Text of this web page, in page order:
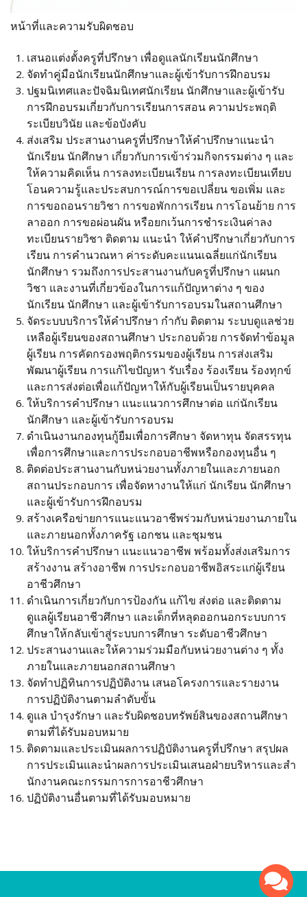
หน้าที่และความรับผิดชอบ
เสนอแต่งตั้งครูที่ปรึกษา เพื่อดูแลนักเรียนนักศึกษา
จัดทําคู่มือนักเรียนนักศึกษาและผู้เข้ารับการฝึกอบรม
ปฐมนิเทศและปัจฉิมนิเทศนักเรียน นักศึกษาและผู้เข้ารับ
การฝึกอบรมเกี่ยวกับการเรียนการสอน ความประพฤติ
ระเบียบวินัย และข้อบังคับ
ส่งเสริม ประสานงานครูที่ปรึกษาให้คําปรึกษาแนะนํา
นักเรียน นักศึกษา เกี่ยวกับการเข้าร่วมกิจกรรมต่าง ๆ และ
ให้ความคิดเห็น การลงทะเบียนเรียน การลงทะเบียนเทียบ
โอนความรู้และประสบการณ์การขอเปลี่ยน ขอเพิ่ม และ
การขอถอนรายวิชา การขอพักการเรียน การโอนย้าย การ
ลาออก การขอผ่อนผัน หรือยกเว้นการชําระเงินค่าลง
ทะเบียนรายวิชา ติดตาม แนะนํา ให้คําปรึกษาเกี่ยวกับการ
เรียน การคํานวณหา ค่าระดับคะแนนเฉลี่ยแก่นักเรียน
นักศึกษา รวมถึงการประสานงานกับครูที่ปรึกษา แผนก
วิชา และงานที่เกี่ยวข้องในการแก้ปัญหาต่าง ๆ ของ
นักเรียน นักศึกษา และผู้เข้ารับการอบรมในสถานศึกษา
จัดระบบบริการให้คําปรึกษา กํากับ ติดตาม ระบบดูแลช่วย
เหลือผู้เรียนของสถานศึกษา ประกอบด้วย การจัดทําข้อมูล
ผู้เรียน การคัดกรองพฤติกรรมของผู้เรียน การส่งเสริม
พัฒนาผู้เรียน การแก้ไขปัญหา รับเรื่อง ร้องเรียน ร้องทุกข์
และการส่งต่อเพื่อแก้ปัญหาให้กับผู้เรียนเป็นรายบุคคล
ให้บริการคําปรึกษา แนะแนวการศึกษาต่อ แก่นักเรียน
นักศึกษา และผู้เข้ารับการอบรม
ดําเนินงานกองทุนกู้ยืมเพื่อการศึกษา จัดหาทุน จัดสรรทุน
เพื่อการศึกษาและการประกอบอาชีพหรือกองทุนอื่น ๆ
ติดต่อประสานงานกับหน่วยงานทั้งภายในและภายนอก
สถานประกอบการ เพื่อจัดหางานให้แก่ นักเรียน นักศึกษา
และผู้เข้ารับการฝึกอบรม
สร้างเครือข่ายการแนะแนวอาชีพร่วมกับหน่วยงานภายใน
และภายนอกทั้งภาครัฐ เอกชน และชุมชน
ให้บริการคําปรึกษา แนะแนวอาชีพ พร้อมทั้งส่งเสริมการ
สร้างงาน สร้างอาชีพ การประกอบอาชีพอิสระแก่ผู้เรียน
อาชีวศึกษา
ดําเนินการเกี่ยวกับการป้องกัน แก้ไข ส่งต่อ และติดตาม
ดูแลผู้เรียนอาชีวศึกษา และเด็กที่หลุดออกนอกระบบการ
ศึกษาให้กลับเข้าสู่ระบบการศึกษา ระดับอาชีวศึกษา
ประสานงานและให้ความร่วมมือกับหน่วยงานต่าง ๆ ทั้ง
ภายในและภายนอกสถานศึกษา
จัดทําปฏิทินการปฏิบัติงาน เสนอโครงการและรายงาน
การปฏิบัติงานตามลําดับขั้น
ดูแล บํารุงรักษา และรับผิดชอบทรัพย์สินของสถานศึกษา
ตามที่ได้รับมอบหมาย
ติดตามและประเมินผลการปฏิบัติงานครูที่ปรึกษา สรุปผล
การประเมินและนําผลการประเมินเสนอฝ่ายบริหารและสํา
นักงานคณะกรรมการการอาชีวศึกษา
ปฏิบัติงานอื่นตามที่ได้รับมอบหมาย